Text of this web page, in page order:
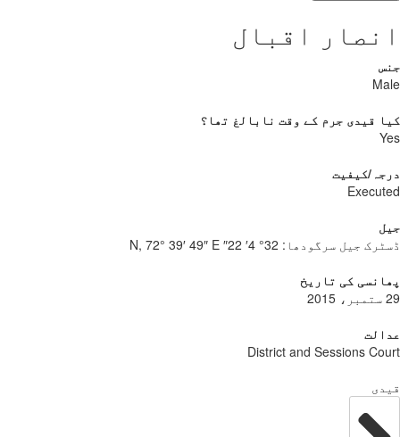
اقبال
قیدی جرم کے وقت نابالغ تھا؟
کیفیت
جیل سرگودھا:32° 4′ 22″ N, 72° 39′ 49″ E
کی تاریخ
District and Sessions